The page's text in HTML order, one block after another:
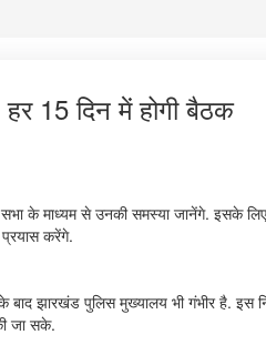
15 दिन में होगी बैठक
सभा के माध्यम से उनकी समस्या जानेंगे. इसके
करेंगे.
बाद झारखंड पुलिस मुख्यालय भी गंभीर है. इस
जा सके.